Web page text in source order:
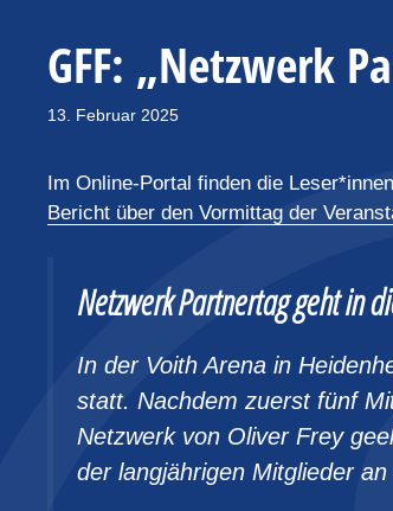
GFF: „Netzwerk
13. Februar 2025
Im Online-Portal finden die
Bericht über den Vormittag der
Netzwerk Partnertag geht in
In der Voith Arena in
statt. Nachdem zuerst fünf
Netzwerk von Oliver Frey
der langjährigen Mitglieder